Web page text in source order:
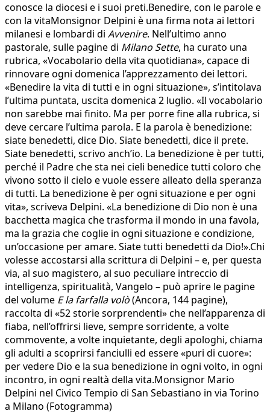
conosce la diocesi e i suoi preti.Benedire, con le parole e
con la vitaMonsignor Delpini è una firma nota ai lettori
milanesi e lombardi di Avvenire. Nell’ultimo anno
pastorale, sulle pagine di Milano Sette, ha curato una
rubrica, «Vocabolario della vita quotidiana», capace di
rinnovare ogni domenica l’apprezzamento dei lettori.
«Benedire la vita di tutti e in ogni situazione», s’intitolava
l’ultima puntata, uscita domenica 2 luglio. «Il vocabolario
non sarebbe mai finito. Ma per porre fine alla rubrica, si
deve cercare l’ultima parola. E la parola è benedizione:
siate benedetti, dice Dio. Siate benedetti, dice il prete.
Siate benedetti, scrivo anch’io. La benedizione è per tutti,
perché il Padre che sta nei cieli benedice tutti coloro che
vivono sotto il cielo e vuole essere alleato della speranza
di tutti. La benedizione è per ogni situazione e per ogni
vita», scriveva Delpini. «La benedizione di Dio non è una
bacchetta magica che trasforma il mondo in una favola,
ma la grazia che coglie in ogni situazione e condizione,
un’occasione per amare. Siate tutti benedetti da Dio!».Chi
volesse accostarsi alla scrittura di Delpini – e, per questa
via, al suo magistero, al suo peculiare intreccio di
intelligenza, spiritualità, Vangelo – può aprire le pagine
del volume E la farfalla volò(Ancora, 144 pagine),
raccolta di «52 storie sorprendenti» che nell’apparenza di
fiaba, nell’offrirsi lieve, sempre sorridente, a volte
commovente, a volte inquietante, degli apologhi, chiama
gli adulti a scoprirsi fanciulli ed essere «puri di cuore»:
per vedere Dio e la sua benedizione in ogni volto, in ogni
incontro, in ogni realtà della vita.Monsignor Mario
Delpini nel Civico Tempio di San Sebastiano in via Torino
a Milano (Fotogramma)